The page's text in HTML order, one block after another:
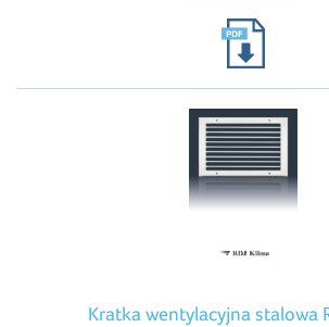
Kratka wentylacyjna stalowa